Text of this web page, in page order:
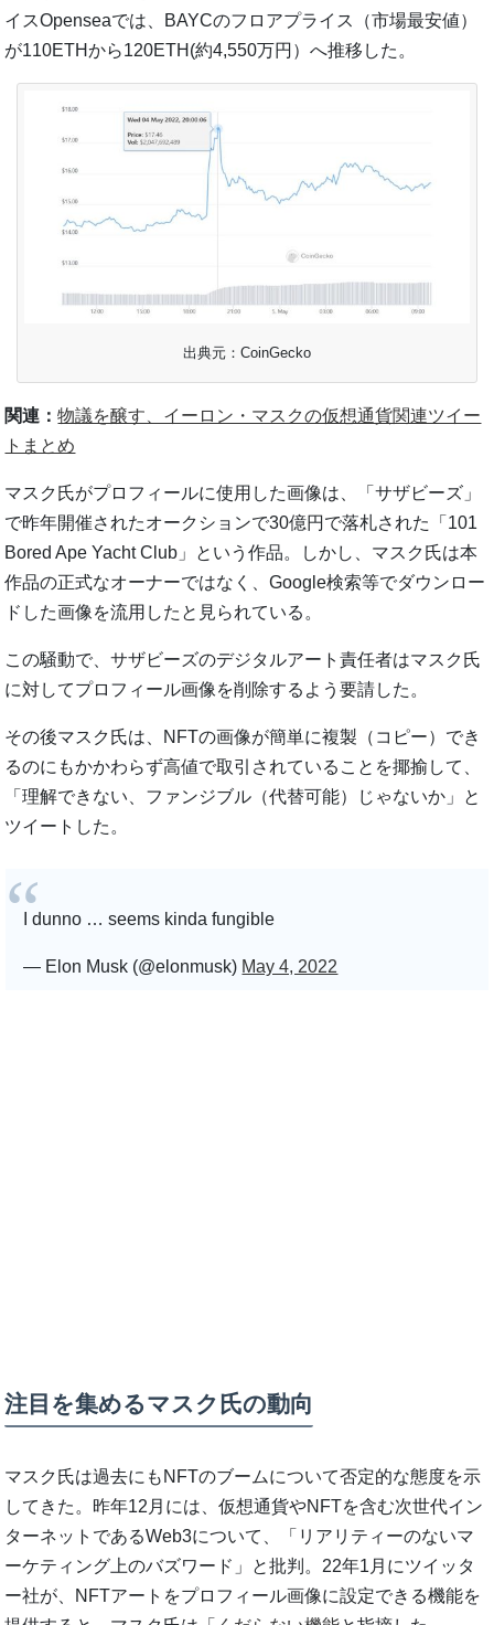
イスOpenseaでは、BAYCのフロアプライス（市場最安値）
が110ETHから120ETH(約4,550万円）へ推移した。
出典元：CoinGecko
関連：物議を醸す、イーロン・マスクの仮想通貨関連ツイー
トまとめ
マスク氏がプロフィールに使用した画像は、「サザビーズ」
で昨年開催されたオークションで30億円で落札された「101
Bored Ape Yacht Club」という作品。しかし、マスク氏は本
作品の正式なオーナーではなく、Google検索等でダウンロー
ドした画像を流用したと見られている。
この騒動で、サザビーズのデジタルアート責任者はマスク氏
に対してプロフィール画像を削除するよう要請した。
その後マスク氏は、NFTの画像が簡単に複製（コピー）でき
るのにもかかわらず高値で取引されていることを揶揄して、
「理解できない、ファンジブル（代替可能）じゃないか」と
ツイートした。
I dunno … seems kinda fungible
— Elon Musk (@elonmusk) May 4, 2022
注目を集めるマスク氏の動向
マスク氏は過去にもNFTのブームについて否定的な態度を示
してきた。昨年12月には、仮想通貨やNFTを含む次世代イン
ターネットであるWeb3について、「リアリティーのないマ
ーケティング上のバズワード」と批判。22年1月にツイッタ
ー社が、NFTアートをプロフィール画像に設定できる機能を